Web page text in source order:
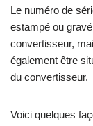
Le numéro de
estampé ou
convertisseur,
également être
du convertisseur.
Voici quelques